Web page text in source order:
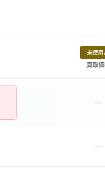
未使
買取
－
－